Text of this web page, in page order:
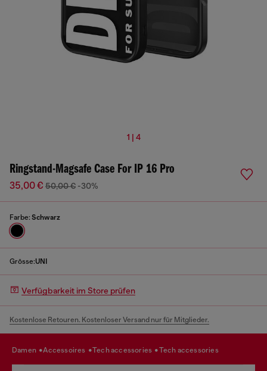
1 | 4
Ringstand-Magsafe Case For IP 16 Pro
35,00 € 50,00 € -30%
Farbe: Schwarz
Grösse:UNI
Verfügbarkeit im Store prüfen
Kostenlose Retouren. Kostenloser Versand nur für Mitglieder.
damen accessoires tech accessories tech accessories